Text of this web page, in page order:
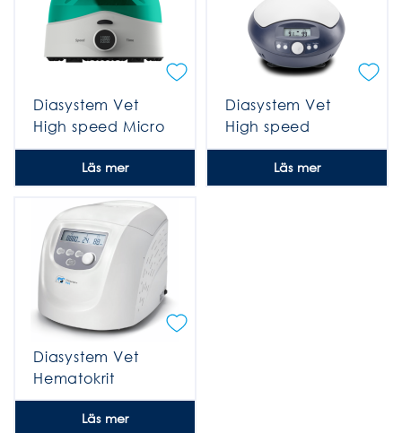
Diasystem Vet
High speed Micro
centrifug
Läs mer
Diasystem Vet
High speed
centrifug
Läs mer
Diasystem Vet
Hematokrit
Centrifug
Läs mer